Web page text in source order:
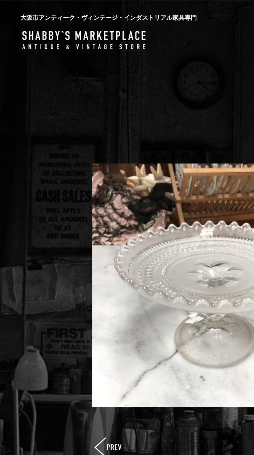
大阪市アンティーク・ヴィンテージ・インダストリアル家具専門